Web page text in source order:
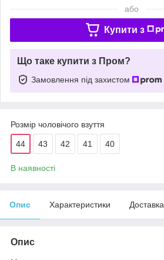
або
Купити з
Що таке купити з Пром?
Замовлення під захистом
Розмір чоловічого взуття
44 43 42 41 40
В наявності
Опис Характеристики Доставка
Опис